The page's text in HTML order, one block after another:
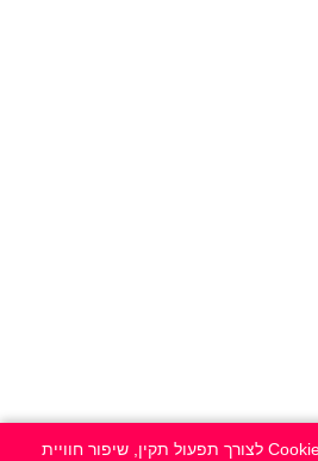
אתר זה עושה שימוש ב-Cookies לצורך תפעול תקין, שיפור חוויית